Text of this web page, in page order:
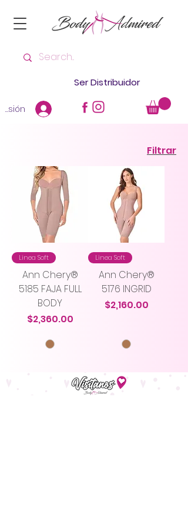
Ser Distribuidor
Filtrar
Linea Soft
Ann Chery®
5185 FAJA FULL
BODY
Precio
$2,360.00
Linea Soft
Ann Chery®
5176 INGRID
Precio
$2,160.00